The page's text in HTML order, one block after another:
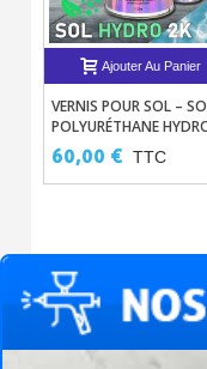
Ajouter Au Panier
VERNIS POUR SOL –
POLYURÉTHANE
SANS SOLVANTS
60,00 € TTC